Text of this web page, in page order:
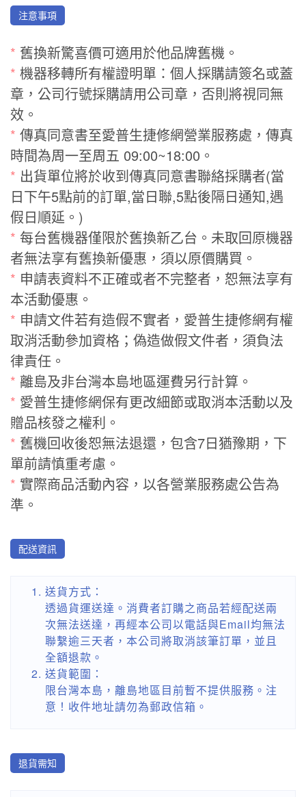
注意事項
* 舊換新驚喜價可適用於他品牌舊機。
* 機器移轉所有權證明單：個人採購請簽名或蓋
章，公司行號採購請用公司章，否則將視同無
效。
* 傳真同意書至愛普生捷修網營業服務處，傳真
時間為周一至周五 09:00~18:00。
* 出貨單位將於收到傳真同意書聯絡採購者(當
日下午5點前的訂單,當日聯,5點後隔日通知,遇
假日順延。)
* 每台舊機器僅限於舊換新乙台。未取回原機器
者無法享有舊換新優惠，須以原價購買。
* 申請表資料不正確或者不完整者，恕無法享有
本活動優惠。
* 申請文件若有造假不實者，愛普生捷修網有權
取消活動參加資格；偽造做假文件者，須負法
律責任。
* 離島及非台灣本島地區運費另行計算。
* 愛普生捷修網保有更改細節或取消本活動以及
贈品核發之權利。
* 舊機回收後恕無法退還，包含7日猶豫期，下
單前請慎重考慮。
* 實際商品活動內容，以各營業服務處公告為
準。
配送資訊
送貨方式：
透過貨運送達。消費者訂購之商品若經配送兩
次無法送達，再經本公司以電話與Email均無法
聯繫逾三天者，本公司將取消該筆訂單，並且
全額退款。
送貨範圍：
限台灣本島，離島地區目前暫不提供服務。注
意！收件地址請勿為郵政信箱。
退貨需知